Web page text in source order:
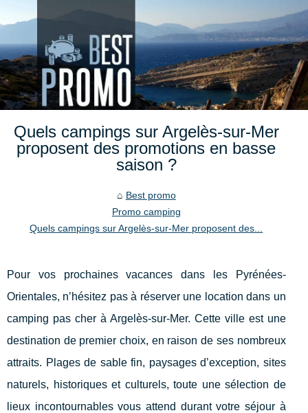
Quels campings sur Argelès-sur-Mer
proposent des promotions en basse
saison ?
Best promo
Promo camping
Quels campings sur Argelès-sur-Mer proposent des...
Pour vos prochaines vacances dans les Pyrénées-
Orientales, n’hésitez pas à réserver une location dans un
camping pas cher à Argelès-sur-Mer. Cette ville est une
destination de premier choix, en raison de ses nombreux
attraits. Plages de sable fin, paysages d’exception, sites
naturels, historiques et culturels, toute une sélection de
lieux incontournables vous attend durant votre séjour à